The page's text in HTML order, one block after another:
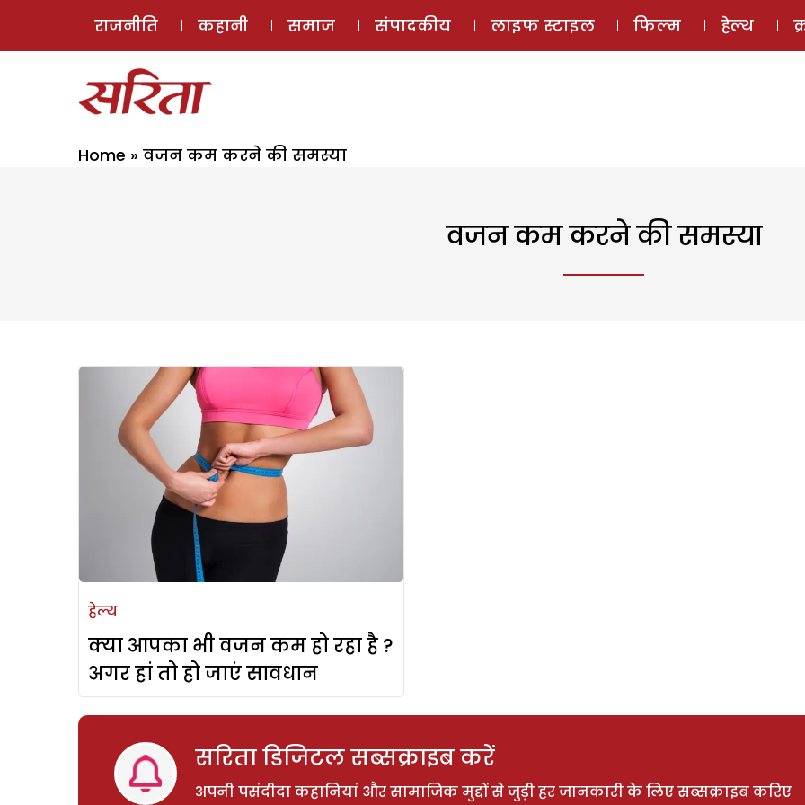
ई-मैगज़ीन
राजनीति कहानी समाज संपादकीय लाइफ स्टाइल फिल्म हेल्थ
Home » वजन कम करने की समस्या
वजन कम करने की समस्या
हेल्थ
क्या आपका भी वजन कम हो रहा है ?
अगर हां तो हो जाएं सावधान
सरिता डिजिटल सब्सक्राइब करें
अपनी पसंदीदा कहानियां और सामाजिक मुद्दों से जुड़ी हर जानकारी के लिए सब्सक्राइब करिए